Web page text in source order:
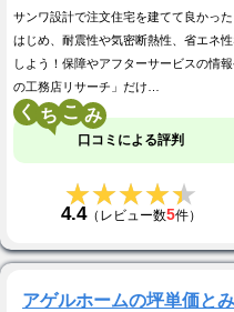
サンワ設計で注文住宅を建てて良かっ
はじめ、耐震性や気密断熱性、省エネ
しよう！保障やアフターサービスの情
の工務店リサーチ」だけ…
く こ
口コミによる評判
★★★★★
★★★★★
4.4（レビュー数5件）
アゲルホームの坪単価と